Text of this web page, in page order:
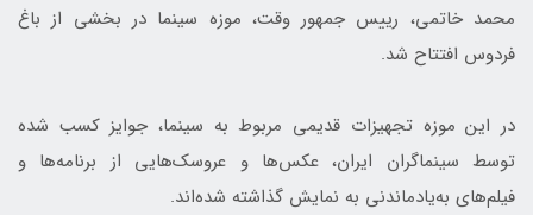
محمد خاتمی، رییس جمهور وقت، موزه سینما در بخشی از باغ
فردوس افتتاح شد.
در این موزه تجهیزات قدیمی مربوط به سینما، جوایز کسب شده
توسط سینماگران ایران، عکس‌ها و عروسک‌هایی از برنامه‌ها و
فیلم‌های به‌یادماندنی به نمایش گذاشته شده‌اند.